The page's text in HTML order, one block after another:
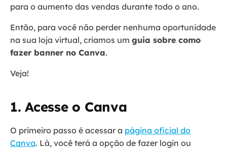
para o aumento das vendas durante todo o ano.
Então, para você não perder nenhuma oportunidade
na sua loja virtual, criamos um guia sobre como
fazer banner no Canva.
Veja!
1. Acesse o Canva
O primeiro passo é acessar a página oficial do
Canva. Lá, você terá a opção de fazer login ou